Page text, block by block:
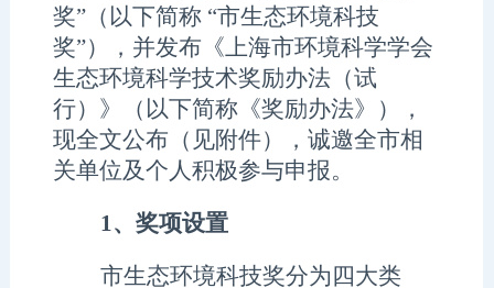
奖”（以下简称 “市生态环境科技
奖”），并发布《上海市环境科学学会
生态环境科学技术奖励办法 （试
行） 》（以下简称《奖励办法》），
现全文公布 （ 见附件）
，诚邀全市相
关单位及个人积极参与申报。
1、奖项设置
市生态环境科技奖分为四大类